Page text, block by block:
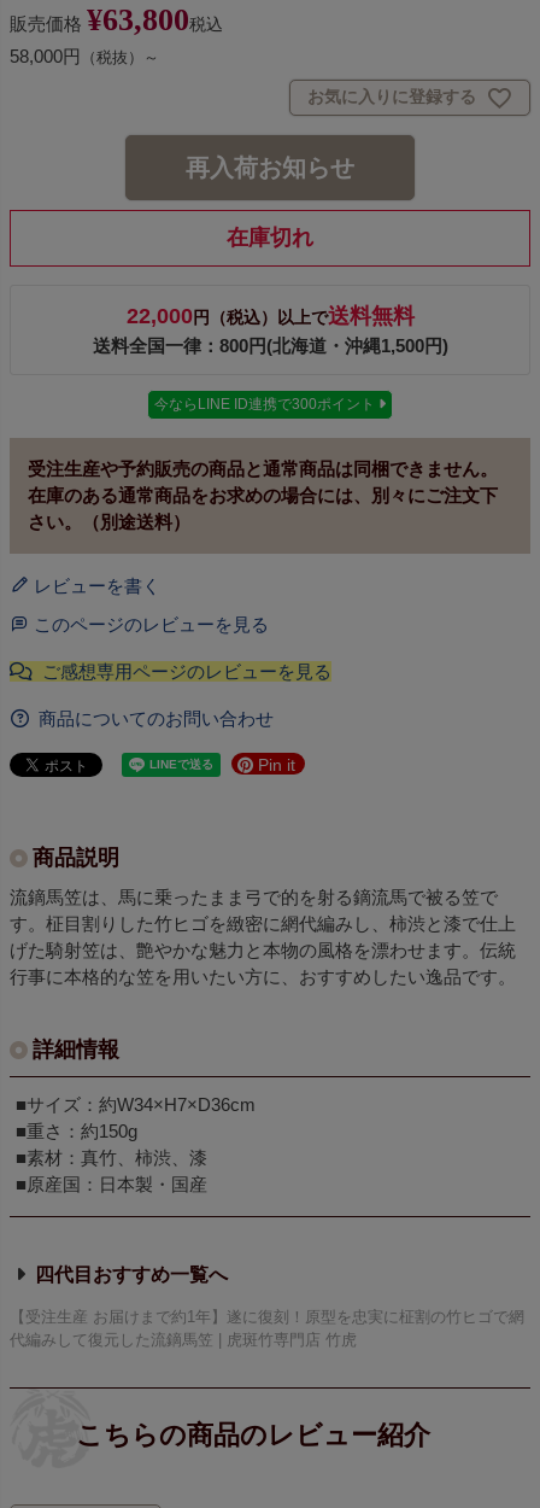
販売価格 ¥63,800税込
58,000円 （税抜）～
お気に入りに登録する
再入荷お知らせ
在庫切れ
22,000円（税込）以上で送料無料
送料全国一律：800円(北海道・沖縄1,500円)
今ならLINE ID連携で300ポイント
受注生産や予約販売の商品と通常商品は同梱できません。
在庫のある通常商品をお求めの場合には、別々にご注文下
さい。（別途送料）
レビューを書く
このページのレビューを見る
商品についてのお問い合わせ
Pin it
商品説明
流鏑馬笠は、馬に乗ったまま弓で的を射る鏑流馬で被る笠で
す。柾目割りした竹ヒゴを緻密に網代編みし、柿渋と漆で仕上
げた騎射笠は、艶やかな魅力と本物の風格を漂わせます。伝統
行事に本格的な笠を用いたい方に、おすすめしたい逸品です。
詳細情報
■サイズ：約W34×H7×D36cm
■重さ：約150g
■素材：真竹、柿渋、漆
■原産国：日本製・国産
四代目おすすめ
【受注生産 お届けまで約1年】遂に復刻！原型を忠実に柾割の竹ヒゴで網
代編みして復元した流鏑馬笠 | 虎斑竹専門店 竹虎